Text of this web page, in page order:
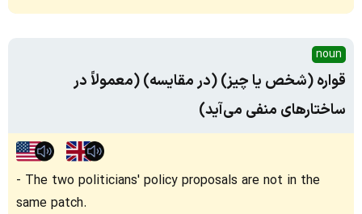
noun
قواره (شخص یا چیز) (در مقایسه) (معمولاً در
ساختارهای منفی می‌آید)
The two politicians' policy proposals are not in the
same patch.